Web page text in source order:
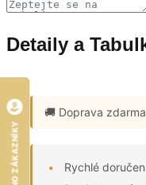
Detaily a
🚚 Doprava zdarma
Rychlé